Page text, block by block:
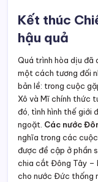
Kết thúc
hậu quả
Quá trình hòa dịu đã
một cách tương đối
bản lề: trong cuộc
Xô và Mĩ chính thức
đó, tình hình thế giới
ngoặt. Các nước
nghĩa trong các
được đề cập ở phần
chia cắt Đông Tây –
cho nước Đức thống